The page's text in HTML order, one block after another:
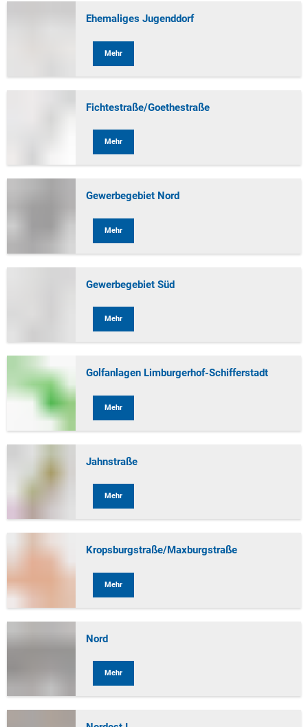
Ehemaliges Jugenddorf
Mehr
Fichtestraße/Goethestraße
Mehr
Gewerbegebiet Nord
Mehr
Gewerbegebiet Süd
Mehr
Golfanlagen Limburgerhof-Schifferstadt
Mehr
Jahnstraße
Mehr
Kropsburgstraße/Maxburgstraße
Mehr
Nord
Mehr